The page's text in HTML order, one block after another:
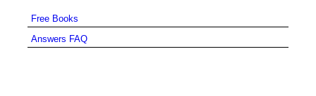
Free Books
Answers FAQ